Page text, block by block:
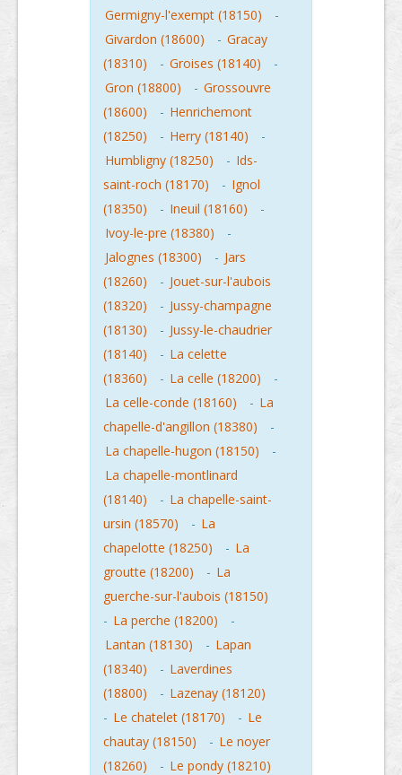
Germigny-l'exempt (18150)
-
Givardon (18600)
- Gracay
(18310)
- Groises (18140)
-
Gron (18800)
- Grossouvre
(18600)
- Henrichemont
(18250)
- Herry (18140)
-
Humbligny (18250)
- Ids-
saint-roch (18170)
- Ignol
(18350)
- Ineuil (18160)
-
Ivoy-le-pre (18380)
-
Jalognes (18300)
- Jars
(18260)
- Jouet-sur-l'aubois
(18320)
- Jussy-champagne
(18130)
- Jussy-le-chaudrier
(18140)
- La celette
(18360)
- La celle (18200)
-
La celle-conde (18160)
- La
chapelle-d'angillon (18380)
-
La chapelle-hugon (18150)
-
La chapelle-montlinard
(18140)
- La chapelle-saint-
ursin (18570)
- La
chapelotte (18250)
- La
groutte (18200)
- La
guerche-sur-l'aubois (18150)
- La perche (18200)
-
Lantan (18130)
- Lapan
(18340)
- Laverdines
(18800)
- Lazenay (18120)
- Le chatelet (18170) - Le
chautay (18150)
- Le noyer
(18260)
- Le pondy (18210)